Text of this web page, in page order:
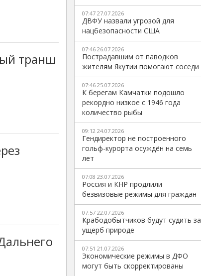
транш
07:47 27.07.2026
ДВФУ назвали угрозой для
нацбезопасности США
07:46 26.07.2026
Пострадавшим от паводков
жителям Якутии помогают соседи
07:46 25.07.2026
К берегам Камчатки подошло
рекордно низкое с 1946 года
количество рыбы
09:12 24.07.2026
Гендиректор не построенного
гольф-курорта осуждён на семь
лет
07:08 23.07.2026
Россия и КНР продлили
безвизовые режимы для граждан
07:57 22.07.2026
Крабодобытчиков будут судить за
ущерб природе
07:51 21.07.2026
Экономические режимы в ДФО
могут быть скорректированы